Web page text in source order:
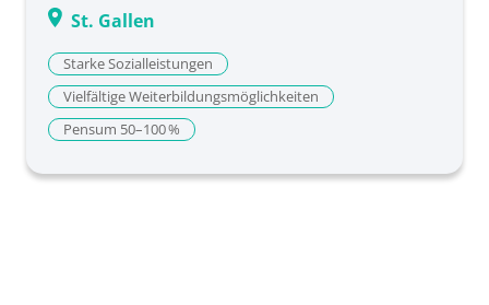
St. Gallen
Starke Sozialleistungen
Vielfältige Weiterbildungsmöglichkeiten
Pensum 50–100 %